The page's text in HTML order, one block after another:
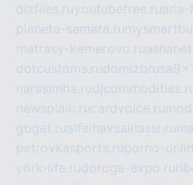
dizfiles.ruyoutubefree.ruaria-
planeta-samara.ru
matrasy-kemerovo.ru
dotcustoms.ru
narasimha.ru
newsplain.rucardvoice.ru
gbget.rualfeihavsalnassr.ru
petrovkasports.ruporno-
york-life.rudoroga-expo.ru